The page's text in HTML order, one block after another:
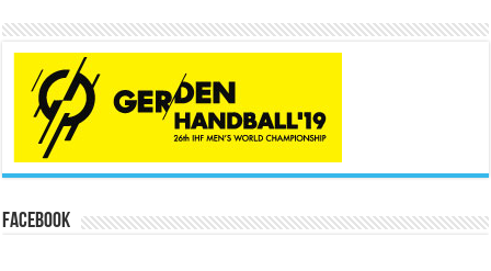
Facebook